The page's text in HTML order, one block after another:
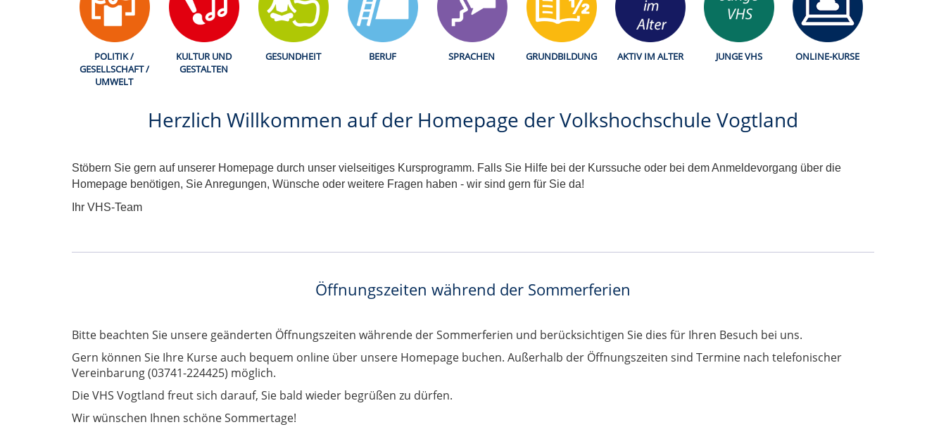
POLITIK /
GESELLSCHAFT /
UMWELT
KULTUR UND
GESTALTEN
GESUNDHEIT BERUF SPRACHEN GRUNDBILDUNG AKTIV IM ALTER JUNGE VHS ONLINE-KURSE
Herzlich Willkommen auf der Homepage der Volkshochschule Vogtland
Stöbern Sie gern auf unserer Homepage durch unser vielseitiges Kursprogramm. Falls Sie Hilfe bei der Kurssuche oder bei dem Anmeldevorgang über die
Homepage benötigen, Sie Anregungen, Wünsche oder weitere Fragen haben - wir sind gern für Sie da!
Ihr VHS-Team
Öffnungszeiten während der Sommerferien
Bitte beachten Sie unsere geänderten Öffnungszeiten währende der Sommerferien und berücksichtigen Sie dies für Ihren Besuch bei uns.
Gern können Sie Ihre Kurse auch bequem online über unsere Homepage buchen. Außerhalb der Öffnungszeiten sind Termine nach telefonischer
Vereinbarung (03741-224425) möglich.
Die VHS Vogtland freut sich darauf, Sie bald wieder begrüßen zu dürfen.
Wir wünschen Ihnen schöne Sommertage!